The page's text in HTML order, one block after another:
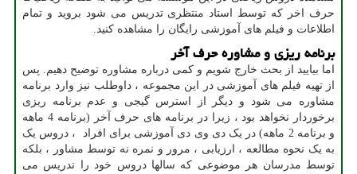
حرف اخر که توسط استاد منتظری تدریس می شود بروید و تمام
اطلاعات و فیلم های آموزشی رایگان را مشاهده کنید.
برنامه ریزی و مشاوره حرف آخر
اما بیایید از بحث خارج شویم و کمی درباره مشاوره توضیح دهیم. پس
از تهیه فیلم های آموزشی در این مجموعه ، داوطلب نیز وارد برنامه
مشاوره می شود و دیگر از استرس گیجی و عدم برنامه ریزی
برخوردار نخواهد بود ، زیرا در برنامه های حرف آخر (برنامه 4 ماهه
و برنامه 2 ماهه) در یک دی وی دی آموزشی برای افراد ، دروس یک
به یک نحوه مطالعه ، ارزیابی ، مرور و نمره نه توسط مشاور ، بلکه
توسط مدرسان هر موضوعی که سالها دروس خود را تدریس می